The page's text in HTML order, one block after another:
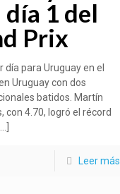
día 1 del
Prix
día para Uruguay en el
Uruguay con dos
batidos. Martín
con 4.70, logró el récord
[…]
Leer más